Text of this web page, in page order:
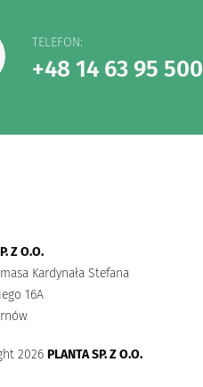
TELEFON:
+48 14 63 95 500
Z O.O.
Kardynała Stefana
16A
2026 PLANTA SP. Z O.O.